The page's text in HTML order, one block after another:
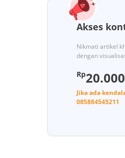
Akses
Nikmati artikel
dengan
Rp20.000
Jika ada
085884545211